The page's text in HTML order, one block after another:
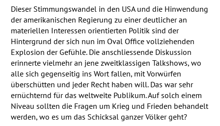
Dieser Stimmungswandel in den USAund die Hinwendung
der amerikanischen Regierung zu einer deutlicher an
materiellen Interessen orientierten Politik sind der
Hintergrund der sich nun im Oval Office vollziehenden
Explosion der Gefühle. Die anschliessende Diskussion
erinnerte vielmehr an jene zweitklassigen Talkshows, wo
alle sich gegenseitig ins Wort fallen, mit Vorwürfen
überschütten und jeder Recht haben will. Das war sehr
ernüchternd für das weltweite Publikum. Auf solch einem
Niveau sollten die Fragen um Krieg und Frieden behandelt
werden, wo es um das Schicksal ganzer Völker geht?